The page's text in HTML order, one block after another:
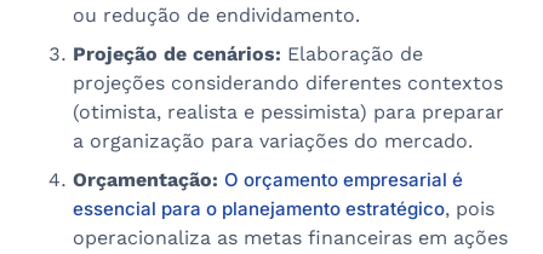
ou redução de endividamento.
Projeção de cenários: Elaboração de
projeções considerando diferentes contextos
(otimista, realista e pessimista) para preparar
a organização para variações do mercado.
Orçamentação: O orçamento empresarial é
essencial para o planejamento estratégico, pois
operacionaliza as metas financeiras em ações